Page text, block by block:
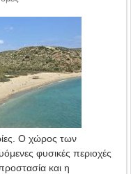
Ο χώρος των
φυσικές περιοχές
και η